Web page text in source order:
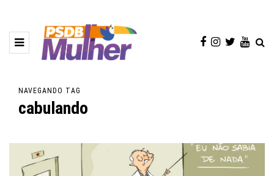
NAVEGANDO TAG
cabulando